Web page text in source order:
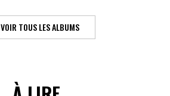
VOIR TOUS LES ALBUMS